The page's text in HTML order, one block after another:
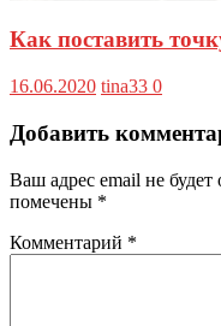
Как поставить
16.06.2020 tina33 0
Добавить
Ваш адрес email не будет
помечены *
Комментарий *